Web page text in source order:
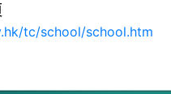
tc/school/school.htm